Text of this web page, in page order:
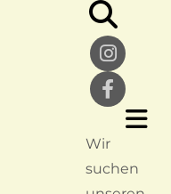
Wir
suchen